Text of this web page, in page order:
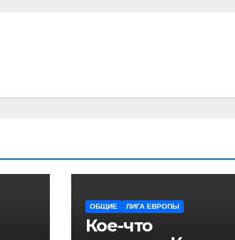
ОБЩИЕ ЛИГА ЕВРОПЫ
Кое-что